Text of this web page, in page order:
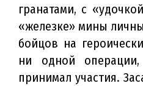
гранатами, с
«железке» мины
бойцов на
ни одной
принимал участия.